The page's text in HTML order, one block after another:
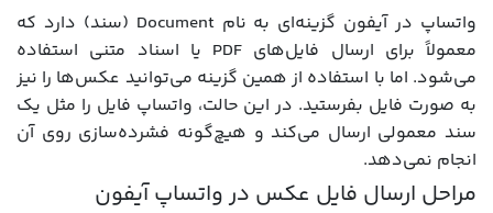
واتساپ در آیفون گزینه‌ای به نام Document (سند) دارد که
معمولاً برای ارسال فایل‌های PDF یا اسناد متنی استفاده
می‌شود. اما با استفاده از همین گزینه می‌توانید عکس‌ها را نیز
به صورت فایل بفرستید. در این حالت، واتساپ فایل را مثل یک
سند معمولی ارسال می‌کند و هیچ‌گونه فشرده‌سازی روی آن
انجام نمی‌دهد.
مراحل ارسال فایل عکس در واتساپ آیفون